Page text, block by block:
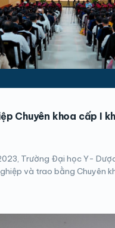
Chuyên khoa cấp I
Trường Ðại học Y-
và trao bằng Chuyên